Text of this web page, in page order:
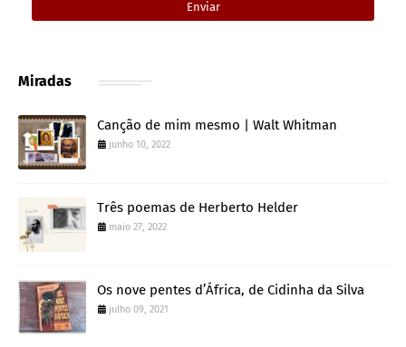
Miradas
Canção de mim mesmo | Walt Whitman
junho 10, 2022
Três poemas de Herberto Helder
maio 27, 2022
Os nove pentes d’África, de Cidinha da Silva
julho 09, 2021